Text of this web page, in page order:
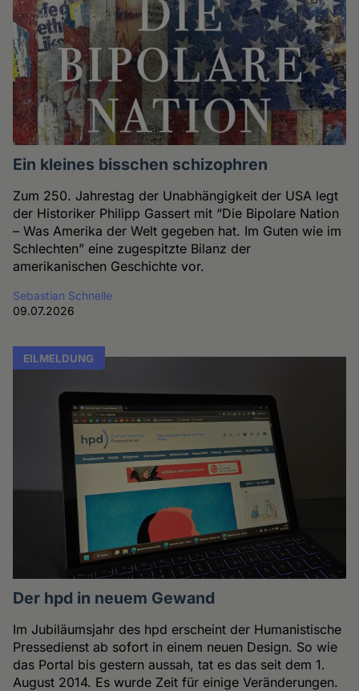
Ein kleines bisschen schizophren
Zum 250. Jahrestag der Unabhängigkeit der USA legt
der Historiker Philipp Gassert mit “Die Bipolare Nation
– Was Amerika der Welt gegeben hat. Im Guten wie im
Schlechten” eine zugespitzte Bilanz der
amerikanischen Geschichte vor.
Sebastian Schnelle
09.07.2026
EILMELDUNG
Der hpd in neuem Gewand
Im Jubiläumsjahr des hpd erscheint der Humanistische
Pressedienst ab sofort in einem neuen Design. So wie
das Portal bis gestern aussah, tat es das seit dem 1.
August 2014. Es wurde Zeit für einige Veränderungen.